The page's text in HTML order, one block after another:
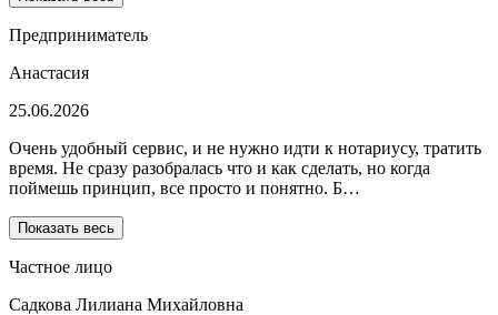
Предприниматель
Анастасия
25.06.2026
Очень удобный сервис, и не нужно идти к нотариусу, тратить
время. Не сразу разобралась что и как сделать, но когда
поймешь принцип, все просто и понятно. Б…
Показать весь
Частное лицо
Садкова Лилиана Михайловна